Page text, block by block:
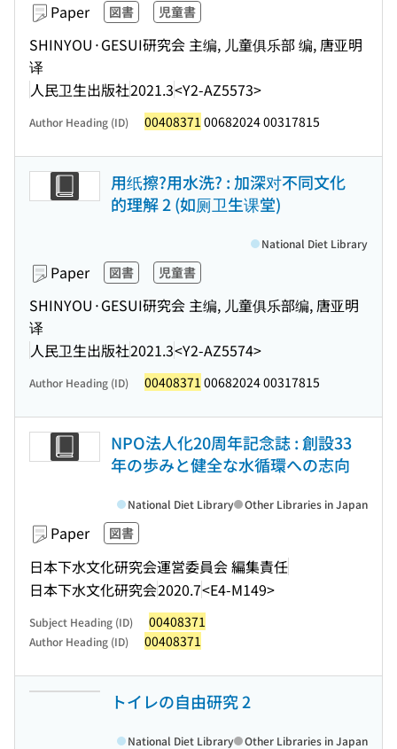
Paper 図書 児童書
SHINYOU·GESUI研究会 主编, 儿童俱乐部 编, 唐亚明
译
人民卫生出版社2021.3<Y2-AZ5573>
Author Heading (ID) 00408371 00682024 00317815
用纸擦?用水洗? : 加深对不同文化
的理解 2 (如厕卫生课堂)
Paper 図書 児童書
SHINYOU·GESUI研究会 主编, 儿童俱乐部编, 唐亚明
译
人民卫生出版社2021.3<Y2-AZ5574>
National Diet Library
Author Heading (ID) 00408371 00682024 00317815
NPO法人化20周年記念誌 : 創設33
年の歩みと健全な水循環への志向
Paper 図書
日本下水文化研究会運営委員会 編集責任
日本下水文化研究会2020.7<E4-M149>
National Diet Library Other Libraries in Japan
Subject Heading (ID) 00408371
Author Heading (ID) 00408371
トイレの自由研究 2
National Diet Library Other Libraries in Japan